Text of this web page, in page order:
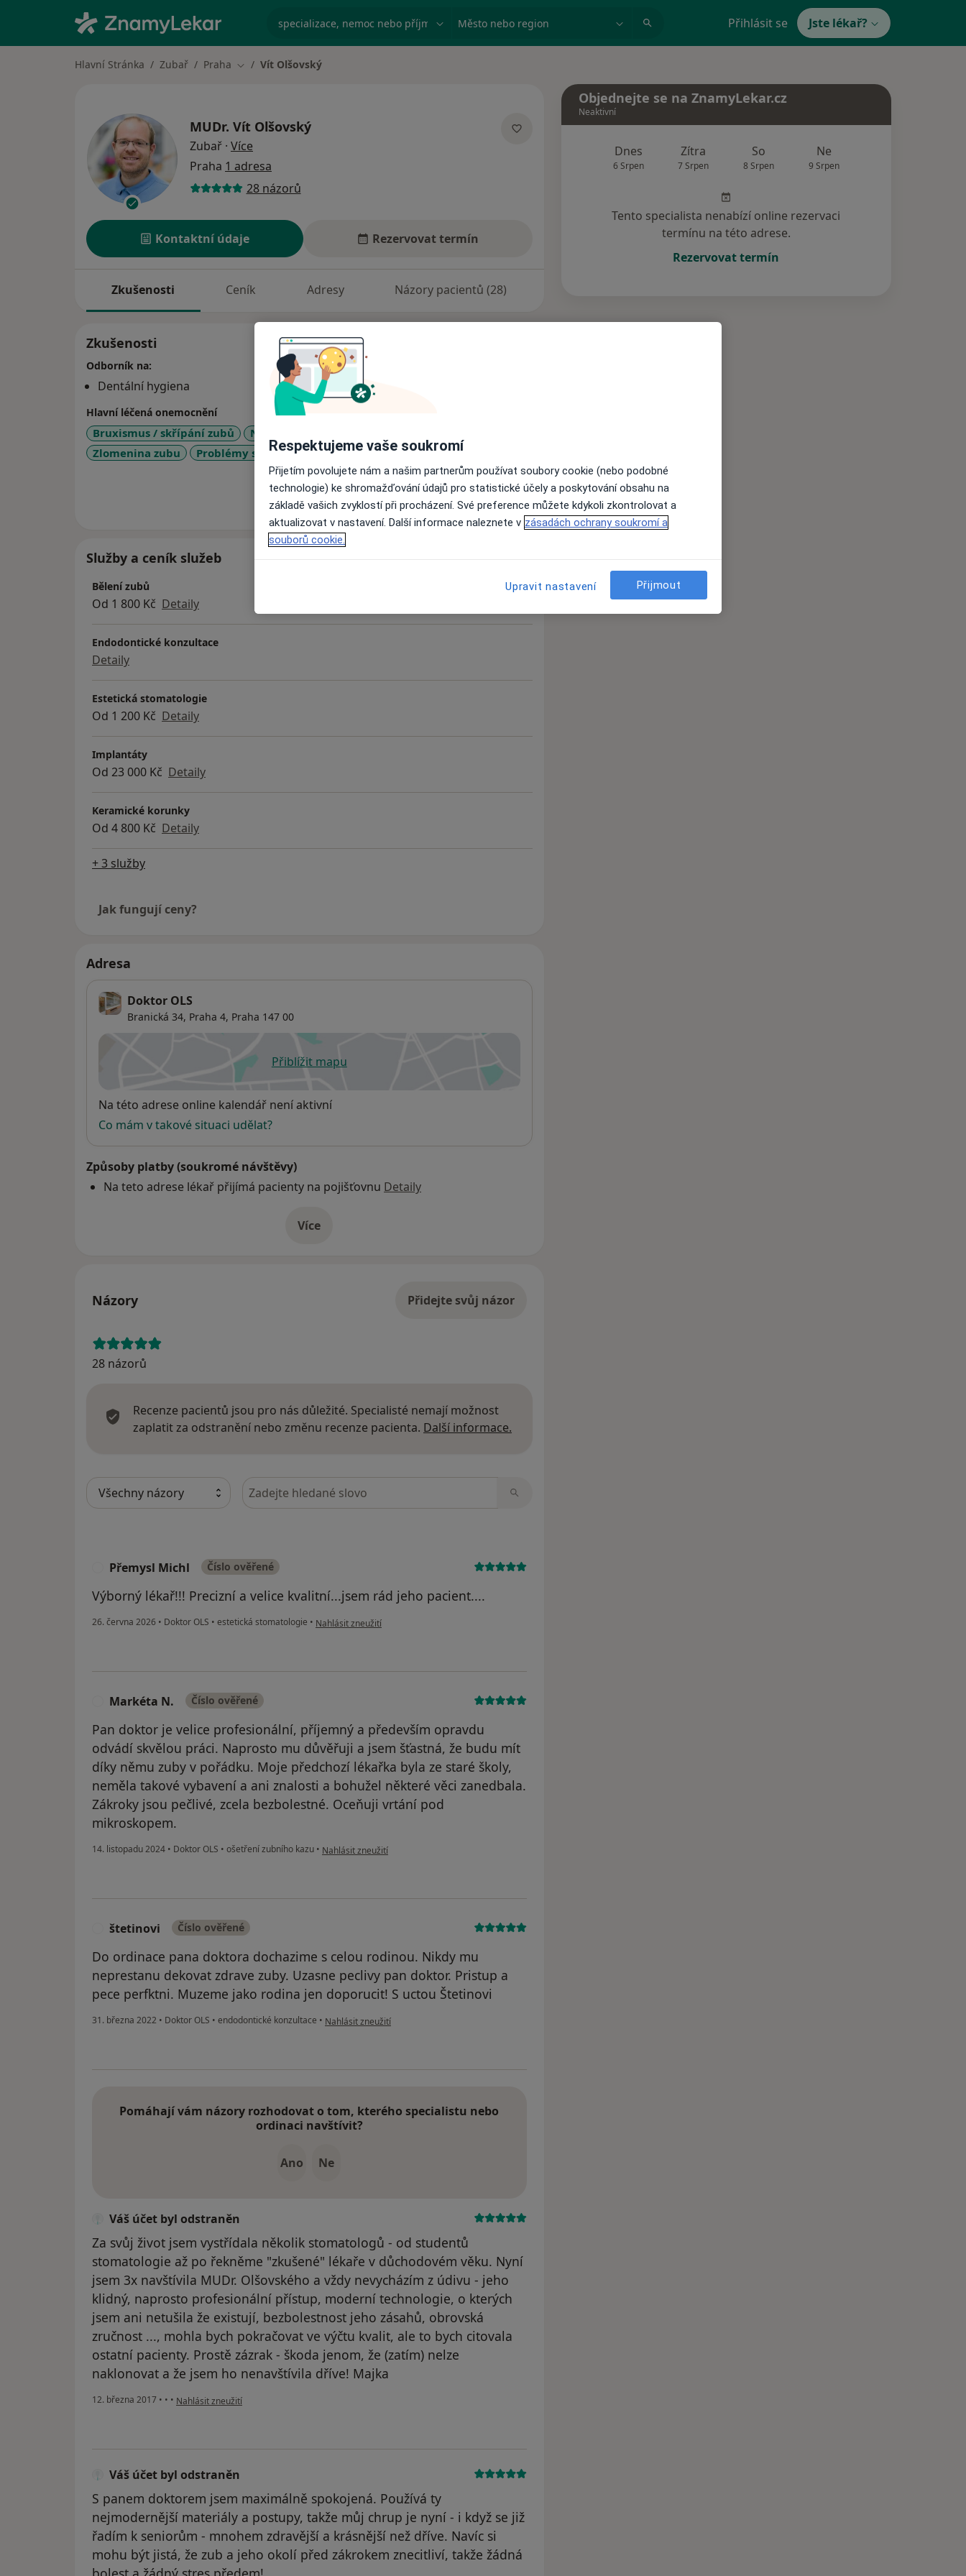
specializace, nemoc nebo příjmení Město nebo region Přihlásit se Jste lékař?
Hlavní Stránka Zubař Praha Změna města
Vít Olšovský
MUDr. Vít Olšovský
Zubař · Více
Praha 1 adresa
28 názorů
Kontaktní údaje Rezervovat termín
Zkušenosti Ceník Adresy Názory pacientů (28)
Zkušenosti
Odborník na:
Dentální hygiena
Hlavní léčená onemocnění
Bruxismus / skřípání zubů Nemoci zubů
Zlomenina zubu
Problémy se zuby +4a11y_sr_more_diseases
Víceo zkušenostech
Služby a ceník služeb
Bělení zubů
Od 1 800 Kč Detaily
Endodontické konzultace
Detaily
Estetická stomatologie
Od 1 200 Kč Detaily
Implantáty
Od 23 000 Kč Detaily
Keramické korunky
Od 4 800 Kč Detaily
+ 3 služby
Jak fungují ceny?
Adresa
Doktor OLS
Branická 34, Praha 4, Praha 147 00
Přiblížit mapuse otevře v nové záložce
Dostupnost
Na této adrese online kalendář není aktivní
Co mám v takové situaci udělat?
Způsoby platby (soukromé návštěvy)
Na teto adrese lékař přijímá pacienty na pojišťovnu Detaily
Víceo adrese
Názory Přidejte svůj názor
28 názorů
Recenze pacientů jsou pro nás důležité. Specialisté nemají možnost
zaplatit za odstranění nebo změnu recenze pacienta. Další informace.
Hledejte v názorech
Přemysl Michl Číslo ověřené
Výborný lékař!!! Precizní a velice kvalitní...jsem rád jeho pacient....
26. června 2026 • Doktor OLS • estetická stomatologie • podle názoru uživatele Přemysl Michl
Nahlásit zneužití
Markéta N. Číslo ověřené
Pan doktor je velice profesionální, příjemný a především opravdu
odvádí skvělou práci. Naprosto mu důvěřuji a jsem šťastná, že budu mít
díky němu zuby v pořádku. Moje předchozí lékařka byla ze staré školy,
neměla takové vybavení a ani znalosti a bohužel některé věci zanedbala.
Zákroky jsou pečlivé, zcela bezbolestné. Oceňuji vrtání pod
mikroskopem.
14. listopadu 2024 • Doktor OLS • ošetření zubního kazu • podle názoru uživatele Markéta N.
Nahlásit zneužití
štetinovi Číslo ověřené
Do ordinace pana doktora dochazime s celou rodinou. Nikdy mu
neprestanu dekovat zdrave zuby. Uzasne peclivy pan doktor. Pristup a
pece perfktni. Muzeme jako rodina jen doporucit! S uctou Štetinovi
31. března 2022 • Doktor OLS • endodontické konzultace • podle názoru uživatele štetinovi
Nahlásit zneužití
Pomáhají vám názory rozhodovat o tom, kterého specialistu nebo
ordinaci navštívit?
Ano Ne
Váš účet byl odstraněn
Za svůj život jsem vystřídala několik stomatologů - od studentů
stomatologie až po řekněme "zkušené" lékaře v důchodovém věku. Nyní
jsem 3x navštívila MUDr. Olšovského a vždy nevycházím z údivu - jeho
klidný, naprosto profesionální přístup, moderní technologie, o kterých
jsem ani netušila že existují, bezbolestnost jeho zásahů, obrovská
zručnost ..., mohla bych pokračovat ve výčtu kvalit, ale to bych citovala
ostatní pacienty. Prostě zázrak - škoda jenom, že (zatím) nelze
naklonovat a že jsem ho nenavštívila dříve! Majka
12. března 2017 • • • podle názoru uživatele Váš účet byl odstraněn
Nahlásit zneužití
Váš účet byl odstraněn
S panem doktorem jsem maximálně spokojená. Používá ty
nejmodernější materiály a postupy, takže můj chrup je nyní - i když se již
řadím k seniorům - mnohem zdravější a krásnější než dříve. Navíc si
mohu být jistá, že zub a jeho okolí před zákrokem znecitliví, takže žádná
Objednejte se na ZnamyLekar.cz
Neaktivní
Dnes
6 Srpen
Zítra
7 Srpen
So
8 Srpen
Ne
9 Srpen
Tento specialista nenabízí online rezervaci
termínu na této adrese.
Rezervovat termín
Respektujeme vaše soukromí
Přijetím povolujete nám a našim partnerům používat soubory cookie (nebo podobné
technologie) ke shromažďování údajů pro statistické účely a poskytování obsahu na
základě vašich zvyklostí při procházení. Své preference můžete kdykoli zkontrolovat a
aktualizovat v nastavení. Další informace naleznete v zásadách ochrany soukromí a
souborů cookie.
Upravit nastavení Přijmout